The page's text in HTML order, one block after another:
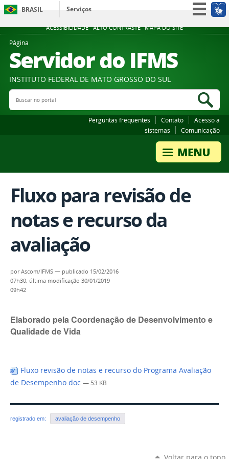
ACESSIBILIDADE ALTO CONTRASTE MAPA DO SITE
BRASIL
Serviços
Participe
Legislação
Canais
Página
Servidor do IFMS
INSTITUTO FEDERAL DE MATO GROSSO DO SUL
Buscar no portal
Perguntas frequentes Contato
Acesso a
sistemas
Comunicação
Fluxo para revisão de
notas e recurso da
avaliação
porAscom/IFMS — publicado 15/02/2016
07h30, última modificação 30/01/2019
09h42
Elaborado pela Coordenação de Desenvolvimento e
Qualidade de Vida
Fluxo revisão de notas e recurso do Programa Avaliação
de Desempenho.doc — 53 KB
registrado em: avaliação de desempenho